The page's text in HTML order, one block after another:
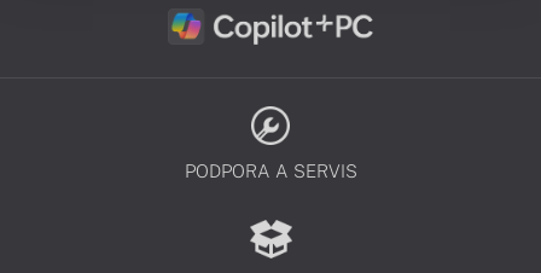
PODPORA A SERVIS